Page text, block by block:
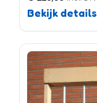
Bekijk details